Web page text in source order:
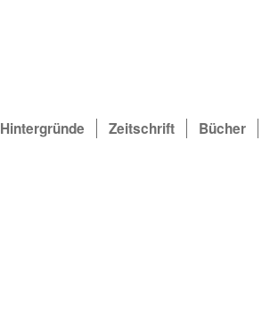
Hintergründe Zeitschrift Bücher